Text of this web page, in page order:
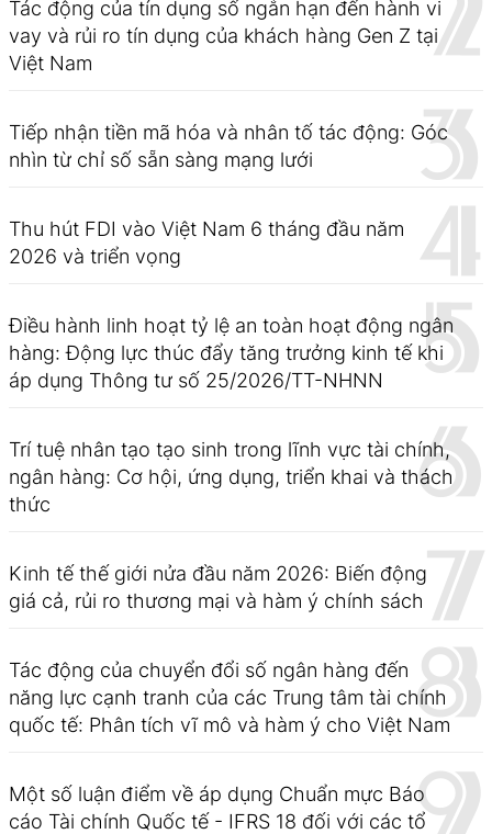
Tác động của tín dụng số ngắn hạn đến hành vi
vay và rủi ro tín dụng của khách hàng Gen Z tại
Việt Nam
Tiếp nhận tiền mã hóa và nhân tố tác động: Góc
nhìn từ chỉ số sẵn sàng mạng lưới
Thu hút FDI vào Việt Nam 6 tháng đầu năm
2026 và triển vọng
Điều hành linh hoạt tỷ lệ an toàn hoạt động ngân
hàng: Động lực thúc đẩy tăng trưởng kinh tế khi
áp dụng Thông tư số 25/2026/TT-NHNN
Trí tuệ nhân tạo tạo sinh trong lĩnh vực tài chính,
ngân hàng: Cơ hội, ứng dụng, triển khai và thách
thức
Kinh tế thế giới nửa đầu năm 2026: Biến động
giá cả, rủi ro thương mại và hàm ý chính sách
Tác động của chuyển đổi số ngân hàng đến
năng lực cạnh tranh của các Trung tâm tài chính
quốc tế: Phân tích vĩ mô và hàm ý cho Việt Nam
Một số luận điểm về áp dụng Chuẩn mực Báo
cáo Tài chính Quốc tế - IFRS 18 đối với các tổ